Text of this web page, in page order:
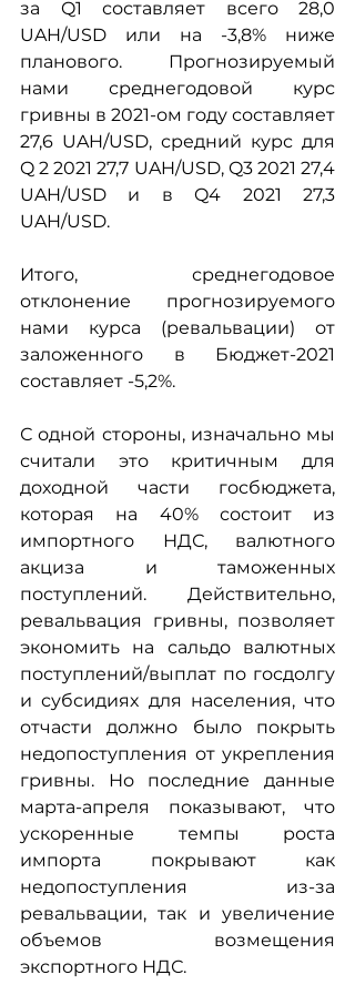
за Q1 составляет всего 28,0
UAH/USD или на -3,8% ниже
планового. Прогнозируемый
нами среднегодовой курс
гривны в 2021-ом году составляет
27,6 UAH/USD, средний курс для
Q 2 2021 27,7 UAH/USD, Q3 2021 27,4
UAH/USD и в Q4 2021 27,3
UAH/USD.
Итого, среднегодовое
отклонение прогнозируемого
нами курса (ревальвации) от
заложенного в Бюджет-2021
составляет -5,2%.
С одной стороны, изначально мы
считали это критичным для
доходной части госбюджета,
которая на 40% состоит из
импортного НДС, валютного
акциза и таможенных
поступлений. Действительно,
ревальвация гривны, позволяет
экономить на сальдо валютных
поступлений/выплат по госдолгу
и субсидиях для населения, что
отчасти должно было покрыть
недопоступления от укрепления
гривны. Но последние данные
марта-апреля показывают, что
ускоренные темпы роста
импорта покрывают как
недопоступления из-за
ревальвации, так и увеличение
объемов возмещения
экспортного НДС.